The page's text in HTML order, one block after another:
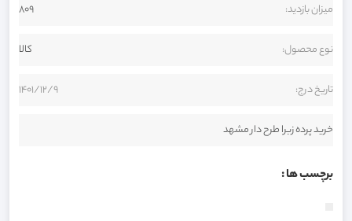
میزان بازدید: 809
نوع محصول: کالا
تاریخ درج: 1401/12/9
خرید پرده زبرا طرح دار مشهد
برچسب ها :